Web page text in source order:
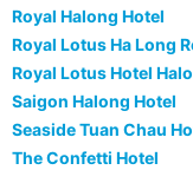
Royal Halong Hotel
Royal Lotus Ha Long
Royal Lotus Hotel
Saigon Halong Hotel
Seaside Tuan Chau
The Confetti Hotel